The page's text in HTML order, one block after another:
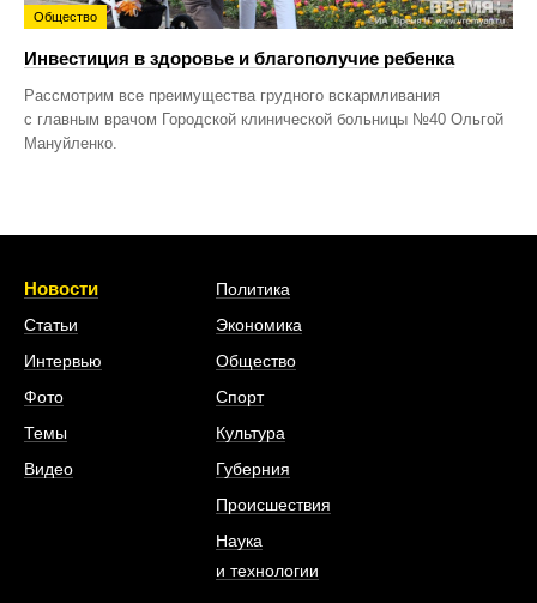
Общество
Инвестиция в здоровье и благополучие ребенка
Рассмотрим все преимущества грудного вскармливания
с главным врачом Городской клинической больницы №40 Ольгой
Мануйленко.
Новости
Статьи
Интервью
Фото
Темы
Видео
Политика
Экономика
Общество
Спорт
Культура
Губерния
Происшествия
Наука
и технологии